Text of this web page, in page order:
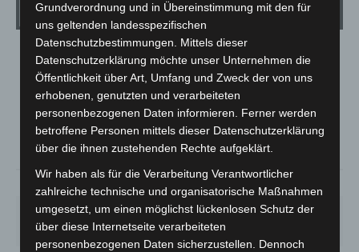
Wetter
LANGENHAGEN
Mäßig Bewölkt
13.5°C
°
SO.
33°
MO.
27°
DI.
23°
MI. DO.
Grundverordnung und in Übereinstimmung mit den für
uns geltenden landesspezifischen
Datenschutzbestimmungen. Mittels dieser
Datenschutzerklärung möchte unser Unternehmen die
Öffentlichkeit über Art, Umfang und Zweck der von uns
erhobenen, genutzten und verarbeiteten
personenbezogenen Daten informieren. Ferner werden
betroffene Personen mittels dieser Datenschutzerklärung
über die ihnen zustehenden Rechte aufgeklärt.
Wir haben als für die Verarbeitung Verantwortlicher
zahlreiche technische und organisatorische Maßnahmen
umgesetzt, um einen möglichst lückenlosen Schutz der
über diese Internetseite verarbeiteten
personenbezogenen Daten sicherzustellen. Dennoch